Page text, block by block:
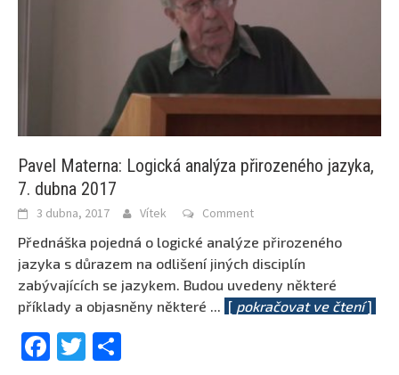
Pavel Materna: Logická analýza přirozeného jazyka,
7. dubna 2017
3 dubna, 2017 Vítek Comment
Přednáška pojedná o logické analýze přirozeného
jazyka s důrazem na odlišení jiných disciplín
zabývajících se jazykem. Budou uvedeny některé
příklady a objasněny některé ... [ pokračovat ve čtení]
Facebook
Twitter